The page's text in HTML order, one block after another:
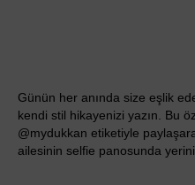
Günün her anında size eşlik
kendi stil hikayenizi yazın. Bu
@mydukkan etiketiyle
ailesinin selfie panosunda